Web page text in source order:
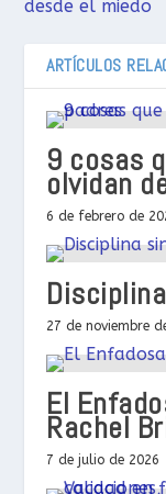
desde el miedo
ARTÍCULOS
9 cosas
olvidan
6 de febrero de
27 de noviembre
El
Rachel
7 de julio de 2026